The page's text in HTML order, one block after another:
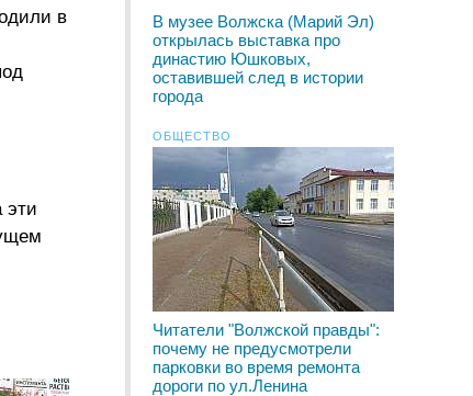
в
эти
В музее Волжска (Марий Эл)
открылась выставка про
династию Юшковых,
оставившей след в истории
города
ОБЩЕСТВО
Читатели "Волжской правды":
почему не предусмотрели
парковки во время ремонта
дороги по ул.Ленина